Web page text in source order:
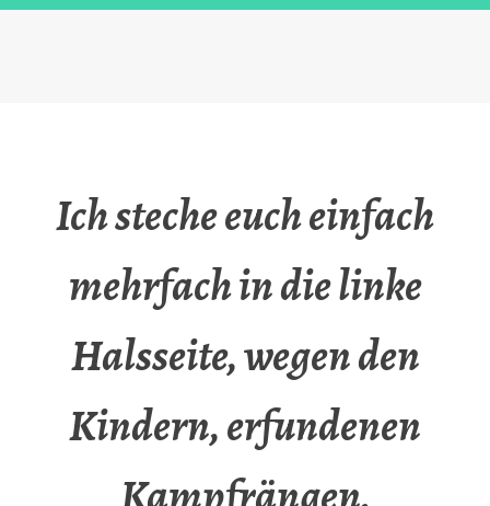
Ich steche euch einfach
mehrfach in die linke
Halsseite, wegen den
Kindern, erfundenen